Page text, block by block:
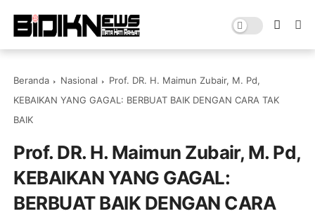
Beranda Nasional
Prof. DR. H. Maimun Zubair, M. Pd,
KEBAIKAN YANG GAGAL: BERBUAT BAIK DENGAN CARA TAK
BAIK
Prof. DR. H. Maimun Zubair, M. Pd,
KEBAIKAN YANG GAGAL:
BERBUAT BAIK DENGAN CARA